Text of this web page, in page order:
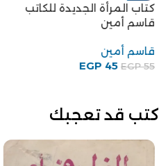
كتاب المرأة الجديدة للكاتب
قاسم أمين
قاسم أمين
EGP55
EGP 45
كتب قد تعجبك